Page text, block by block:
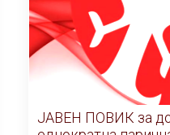
ЈАВЕН ПОВИК за доделување на